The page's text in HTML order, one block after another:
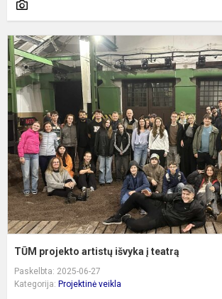
TŪM projekto artistų išvyka į teatrą
Paskelbta: 2025-06-27
Kategorija: Projektinė veikla